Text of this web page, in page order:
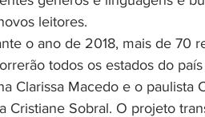
leitores.
o ano de 2018, mais de 70
todos os estados do
Clarissa Macedo e o paulista
Cristiane Sobral. O projeto